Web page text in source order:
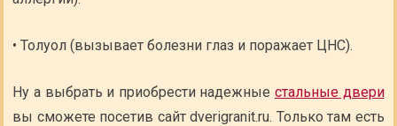
• Толуол (вызывает болезни глаз и поражает ЦНС).
Ну а выбрать и приобрести надежные стальные двери
вы сможете посетив сайт dverigranit.ru. Только там есть